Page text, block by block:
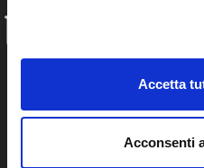
Accetta
Acconsenti
Chi siamo
Come Funziona